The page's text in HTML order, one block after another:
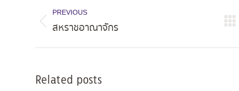
navigation
PREVIOUS
Previous
สหราชอาณาจักร
Related posts